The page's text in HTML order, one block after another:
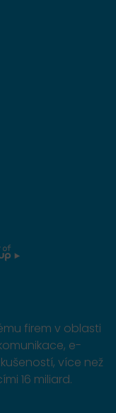
firem v oblasti
e-
více než
16 miliard.